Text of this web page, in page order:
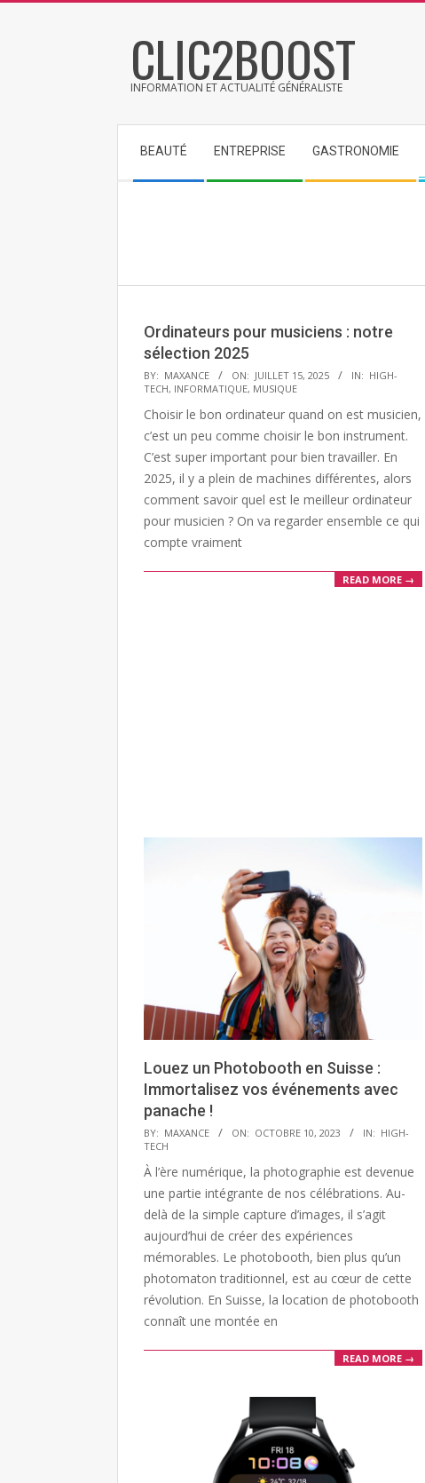
CLIC2BOOST
INFORMATION ET ACTUALITÉ GÉNÉRALISTE
Navigation
Menu
BEAUTÉ ENTREPRISE GASTRONOMIE
Ordinateurs pour musiciens : notre
sélection 2025
2025-
07-
15
BY: MAXANCE ON: JUILLET 15, 2025 IN: HIGH-
TECH, INFORMATIQUE, MUSIQUE
Choisir le bon ordinateur quand on est musicien,
c’est un peu comme choisir le bon instrument.
C’est super important pour bien travailler. En
2025, il y a plein de machines différentes, alors
comment savoir quel est le meilleur ordinateur
pour musicien ? On va regarder ensemble ce qui
compte vraiment
READ MORE →
Louez un Photobooth en Suisse :
Immortalisez vos événements avec
panache !
2023-
10-
10
BY: MAXANCE ON: OCTOBRE 10, 2023 IN: HIGH-
TECH
À l’ère numérique, la photographie est devenue
une partie intégrante de nos célébrations. Au-
delà de la simple capture d’images, il s’agit
aujourd’hui de créer des expériences
mémorables. Le photobooth, bien plus qu’un
photomaton traditionnel, est au cœur de cette
révolution. En Suisse, la location de photobooth
connaît une montée en
READ MORE →